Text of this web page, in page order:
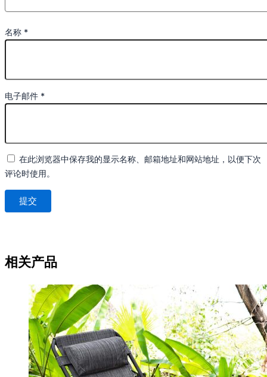
名称 *
电子邮件 *
在此浏览器中保存我的显示名称、邮箱地址和网站地址，以便下次
评论时使用。
相关产品